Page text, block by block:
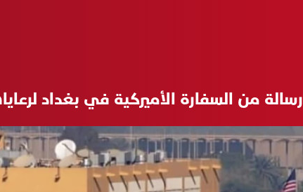
رسالة من السفارة الأميركية في بغداد